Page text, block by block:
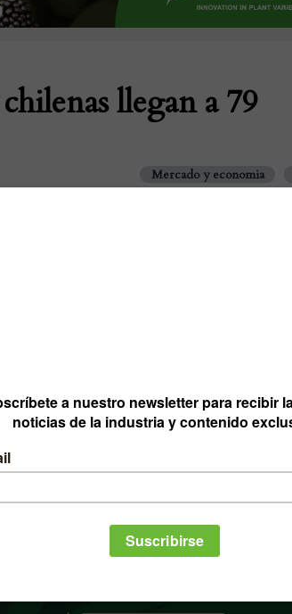
llegan a 79
Mercado y economia